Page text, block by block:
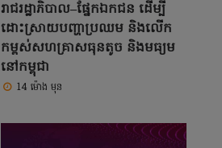
រាជរដ្ឋាភិបាល–ផ្នែកឯកជន ដើម្បី
ដោះស្រាយបញ្ហាប្រឈម និងលើក
កម្ពស់សហគ្រាសធុនតូច និងមធ្យម
នៅកម្ពុជា
14 ម៉ោង មុន